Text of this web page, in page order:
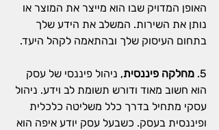
האופן המדויק שבו הוא מייצר את המוצר או
נותן את השירות. המשלב את הידע שלך
בתחום העיסוק שלך ובהתאמה לקהל היעד.
5. מחלקה פיננסית, ניהול פיננסי של עסק
הוא חשוב מאוד ודורש תשומת לב וידע. ניהול
עסקי מתחיל בדרך כלל משליטה כלכלית
ופיננסית בעסק. כשבעל עסק יודע איפה הוא